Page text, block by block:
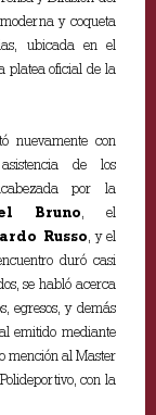
y coqueta
ubicada en el
platea oficial de la
nuevamente con
de los
por la
Bruno, el
Russo, y el
duró casi
se habló acerca
egresos, y demás
emitido mediante
mención al Master
con la